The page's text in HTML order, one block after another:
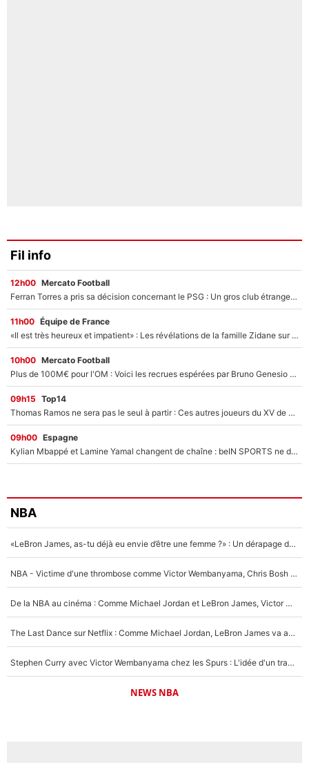
Fil info
12h00 Mercato Football
Ferran Torres a pris sa décision concernant le PSG : Un gros club étranger prêt à relancer le feuilleton pour la signature du champion du monde 2026 !
11h00 Équipe de France
«Il est très heureux et impatient» : Les révélations de la famille Zidane sur sa prise de pouvoir en équipe de France !
10h00 Mercato Football
Plus de 100M€ pour l'OM : Voici les recrues espérées par Bruno Genesio et Grégory Lorenzi après l’opération dégraissage
09h15 Top14
Thomas Ramos ne sera pas le seul à partir : Ces autres joueurs du XV de France pourraient aussi quitter le Stade Toulousain, un club de Top 14 est déjà sur les rangs
09h00 Espagne
Kylian Mbappé et Lamine Yamal changent de chaîne : beIN SPORTS ne digère pas cette décision historique et prédit un fiasco pour la Liga
NBA
«LeBron James, as-tu déjà eu envie d’être une femme ?» : Un dérapage de Donald Trump sur la superstar de la NBA refait surface
NBA - Victime d'une thrombose comme Victor Wembanyama, Chris Bosh prévient le Français des risques sur sa santé : «J’ai failli mourir sur le coup et j’ai été ramené à la vie»
De la NBA au cinéma : Comme Michael Jordan et LeBron James, Victor Wembanyama rêve d'une carrière d'acteur !
The Last Dance sur Netflix : Comme Michael Jordan, LeBron James va avoir le droit à sa série !
Stephen Curry avec Victor Wembanyama chez les Spurs : L'idée d'un trade historique est lancée en NBA !
NEWS NBA